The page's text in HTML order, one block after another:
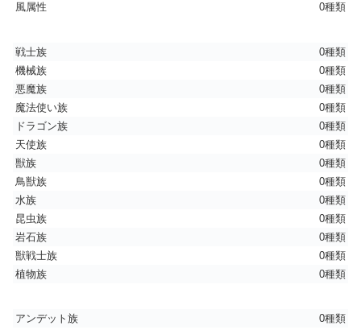
風属性
0種類
戦士族
0種類
機械族
0種類
悪魔族
0種類
魔法使い族
0種類
ドラゴン族
0種類
天使族
0種類
獣族
0種類
鳥獣族
0種類
水族
0種類
昆虫族
0種類
岩石族
0種類
獣戦士族
0種類
植物族
0種類
アンデット族
0種類